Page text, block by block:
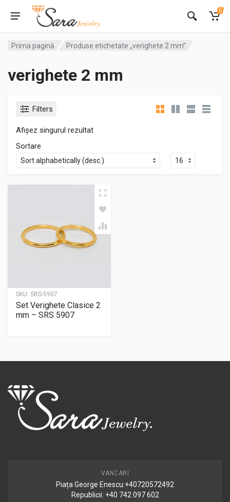
0
Prima pagină Produse etichetate „verighete 2 mm”
verighete 2 mm
Filters
Afișez singurul rezultat
Sortare
SKU: SRS-5907
Set Verighete Clasice 2
mm – SRS 5907
VANZARI
Piața George Enescu:+40720572492
Republicii: +40 742 097 602